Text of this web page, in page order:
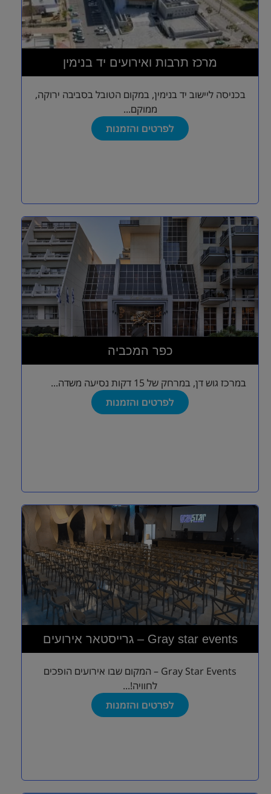
מרכז תרבות ואירועים יד בנימין
בכניסה ליישוב יד בנימין, במקום הטובל בסביבה ירוקה,
ממוקם...
לפרטים והזמנות
כפר המכביה
במרכז גוש דן, במרחק של 15 דקות נסיעה משדה...
לפרטים והזמנות
גרייסטאר אירועים – Gray star events
Gray Star Events – המקום שבו אירועים הופכים
לחוויה!...
לפרטים והזמנות